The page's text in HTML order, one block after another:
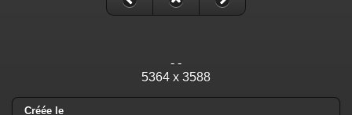
- -
5364 x 3588
Créée le